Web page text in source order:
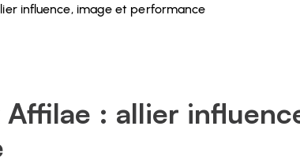
toute de vos affiliés en toute
Apprenez à utiliser la plateforme pas à pas.
Suivez nos conseils, actus et tendances du secteur.
influence, image et performance
Affilae : allier